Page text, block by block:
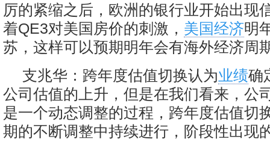
厉的紧缩之后，欧洲的银行业开始出现
着QE3对美国房价的刺激， 美国经济明
苏，这样可以预期明年会有海外经济周
支兆华：跨年度估值切换认为业绩确
公司估值的上升，但是在我们看来，公
是一个动态调整的过程，跨年度估值切
期的不断调整中持续进行，阶段性出现